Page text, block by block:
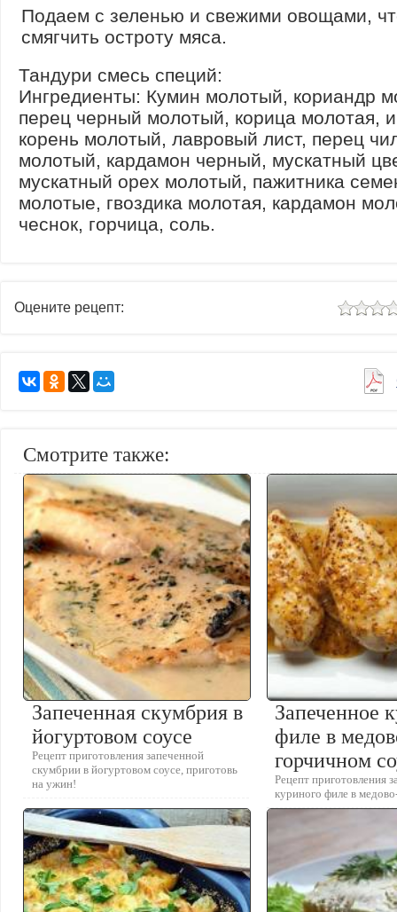
Подаем с зеленью и свежими овощами,
смягчить остроту мяса.
Тандури смесь специй:
Ингредиенты: Кумин молотый, кориандр
перец черный молотый, корица молотая,
корень молотый, лавровый лист, перец
молотый, кардамон черный, мускатный
мускатный орех молотый, пажитника
молотые, гвоздика молотая, кардамон
чеснок, горчица, соль.
Оцените рецепт:
Смотрите также:
Запеченная скумбрия в
йогуртовом соусе
Рецепт приготовления запеченной
скумбрии в йогуртовом соусе, приготовь
на ужин!
Запеченное
филе в
горчичном
Рецепт приготовления
куриного филе в